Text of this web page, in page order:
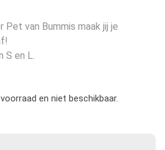
van Bummis maak jij je
S en L.
en niet beschikbaar.